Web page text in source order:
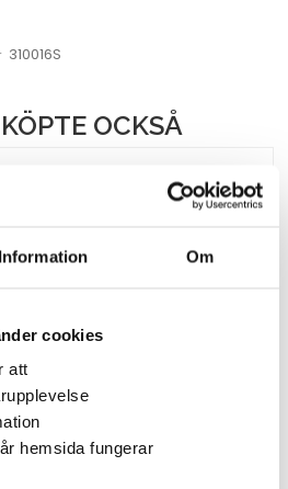
Information Om
cookies
att
hemsida fungerar
310016S
OCKSÅ